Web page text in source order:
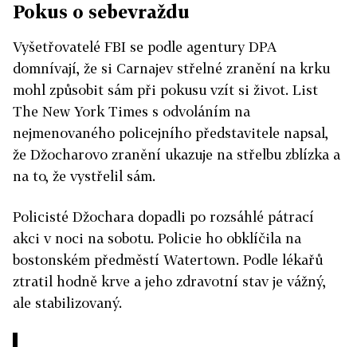
Pokus o sebevraždu
Vyšetřovatelé FBI se podle agentury DPA
domnívají, že si Carnajev střelné zranění na krku
mohl způsobit sám při pokusu vzít si život. List
The New York Times s odvoláním na
nejmenovaného policejního představitele napsal,
že Džocharovo zranění ukazuje na střelbu zblízka a
na to, že vystřelil sám.
Policisté Džochara dopadli po rozsáhlé pátrací
akci v noci na sobotu. Policie ho obklíčila na
bostonském předměstí Watertown. Podle lékařů
ztratil hodně krve a jeho zdravotní stav je vážný,
ale stabilizovaný.